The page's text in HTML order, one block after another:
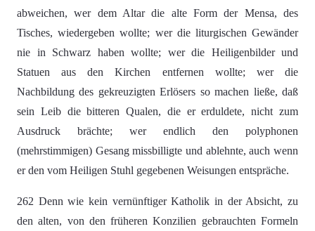
abweichen, wer dem Altar die alte Form der Mensa, des
Tisches, wiedergeben wollte; wer die liturgischen Gewänder
nie in Schwarz haben wollte; wer die Heiligenbilder und
Statuen aus den Kirchen entfernen wollte; wer die
Nachbildung des gekreuzigten Erlösers so machen ließe, daß
sein Leib die bitteren Qualen, die er erduldete, nicht zum
Ausdruck brächte; wer endlich den polyphonen
(mehrstimmigen) Gesang missbilligte und ablehnte, auch wenn
er den vom Heiligen Stuhl gegebenen Weisungen entspräche.
262 Denn wie kein vernünftiger Katholik in der Absicht, zu
den alten, von den früheren Konzilien gebrauchten Formeln